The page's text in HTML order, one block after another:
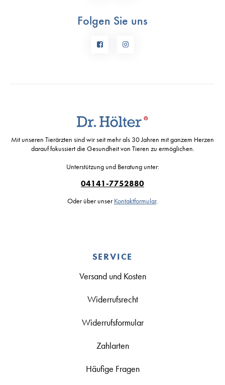
Folgen Sie uns
Mit unseren Tierärzten sind wir seit mehr als 30 Jahren mit ganzem Herzen
darauf fokussiert die Gesundheit von Tieren zu ermöglichen.
Unterstützung und Beratung unter:
04141-7752880
Oder über unser Kontaktformular.
SERVICE
Versand und Kosten
Widerrufsrecht
Widerrufsformular
Zahlarten
Häufige Fragen